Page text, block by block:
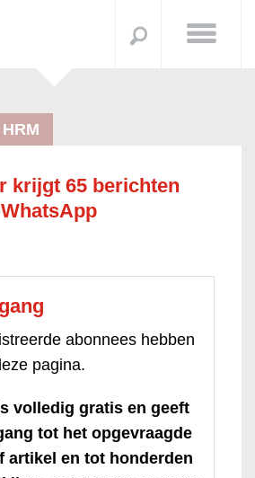
krijgt 65 berichten
abonnees hebben
pagina.
volledig gratis en geeft
tot het opgevraagde
artikel en tot honderden